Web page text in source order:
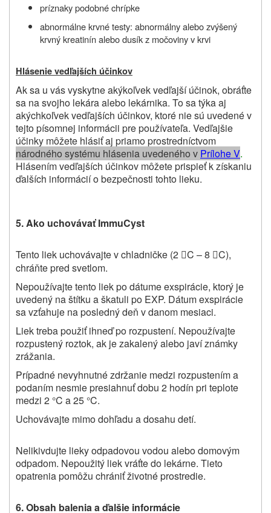
príznaky podobné chrípke
abnormálne krvné testy: abnormálny alebo zvýšený
krvný kreatinín alebo dusík z močoviny v krvi
Hlásenie vedľajších účinkov
Ak sa u vás vyskytne akýkoľvek vedľajší účinok, obráťte
sa na svojho lekára alebo lekárnika. To sa týka aj
akýchkoľvek vedľajších účinkov, ktoré nie sú uvedené v
tejto písomnej informácii pre používateľa. Vedľajšie
účinky môžete hlásiť aj priamo prostredníctvom
národného systému hlásenia uvedeného v Prílohe V.
Hlásením vedľajších účinkov môžete prispieť k získaniu
ďalších informácií o bezpečnosti tohto lieku.
5. Ako uchovávať ImmuCyst
Tento liek uchovávajte v chladničke (2 C – 8 C),
chráňte pred svetlom.
Nepoužívajte tento liek po dátume exspirácie, ktorý je
uvedený na štítku a škatuli po EXP. Dátum exspirácie
sa vzťahuje na posledný deň v danom mesiaci.
Liek treba použiť ihneď po rozpustení. Nepoužívajte
rozpustený roztok, ak je zakalený alebo javí známky
zrážania.
Prípadné nevyhnutné zdržanie medzi rozpustením a
podaním nesmie presiahnuť dobu 2 hodín pri teplote
medzi 2 °C a 25 °C.
Uchovávajte mimo dohľadu a dosahu detí.
Nelikivdujte lieky odpadovou vodou alebo domovým
odpadom. Nepoužitý liek vráťte do lekárne. Tieto
opatrenia pomôžu chrániť životné prostredie.
6. Obsah balenia a ďalšie informácie